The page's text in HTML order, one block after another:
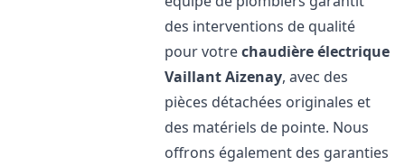
des interventions de qualité
pour votrechaudière électrique
VaillantAizenay, avec des
pièces détachées originales et
des matériels de pointe. Nous
offrons également des garanties